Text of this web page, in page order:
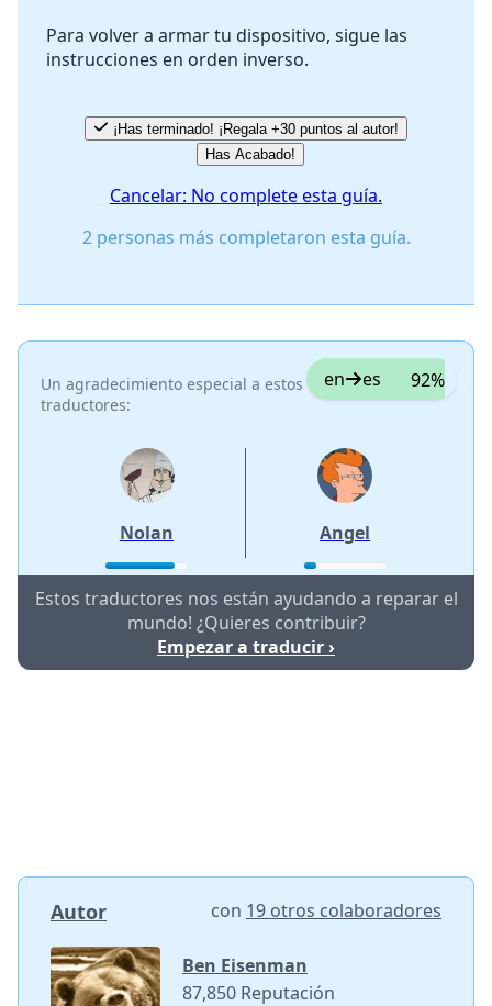
Cancelar
Para volver a armar tu dispositivo, sigue las
instrucciones en orden inverso.
¡Has terminado! ¡Regala +30 puntos al autor!
Has Acabado!
Cancelar: No complete esta guía.
2 personas más completaron esta guía.
Un agradecimiento especial a estos
traductores:
en es 92%
Nolan Angel
Estos traductores nos están ayudando a reparar el
mundo! ¿Quieres contribuir?
Empezar a traducir ›
Autor con 19 otros colaboradores
Ben Eisenman
87,850 Reputación